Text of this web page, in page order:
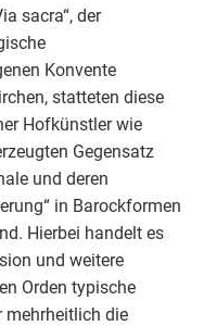
sacra“, der
Konvente
statteten diese
Hofkünstler wie
Gegensatz
und deren
in Barockformen
Hierbei handelt es
und weitere
Orden typische
mehrheitlich die